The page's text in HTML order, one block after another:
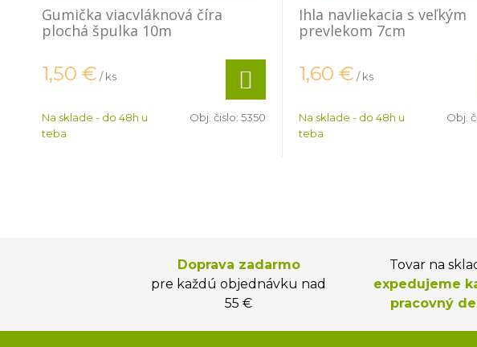
Gumička viacvláknová číra
plochá špulka 10m
1,50 € / ks
Na sklade - do 48h u
teba
Obj. čislo: 5350
Ihla navliekacia s veľkým
prevlekom 7cm
1,60 € / ks
Na sklade - do 48h u
teba
Obj.
Doprava zadarmo
pre každú objednávku nad
55 €
Tovar na
expedujeme
pracovný